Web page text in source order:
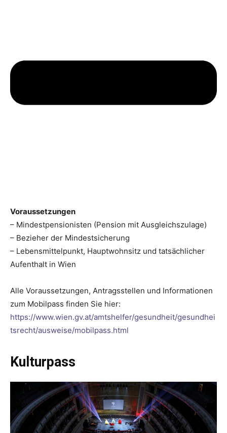
Voraussetzungen
– Mindestpensionisten (Pension mit Ausgleichszulage)
– Bezieher der Mindestsicherung
– Lebensmittelpunkt, Hauptwohnsitz und tatsächlicher
Aufenthalt in Wien
Alle Voraussetzungen, Antragsstellen und Informationen
zum Mobilpass finden Sie hier:
https://www.wien.gv.at/amtshelfer/gesundheit/gesundhei
tsrecht/ausweise/mobilpass.html
Kulturpass